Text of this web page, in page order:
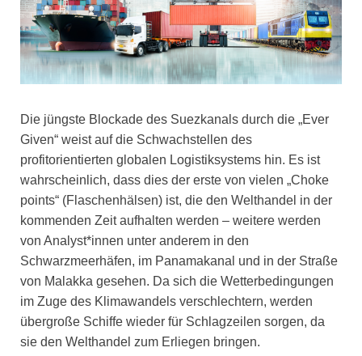
Die jüngste Blockade des Suezkanals durch die „Ever
Given“ weist auf die Schwachstellen des
profitorientierten globalen Logistiksystems hin. Es ist
wahrscheinlich, dass dies der erste von vielen „Choke
points“ (Flaschenhälsen) ist, die den Welthandel in der
kommenden Zeit aufhalten werden – weitere werden
von Analyst*innen unter anderem in den
Schwarzmeerhäfen, im Panamakanal und in der Straße
von Malakka gesehen. Da sich die Wetterbedingungen
im Zuge des Klimawandels verschlechtern, werden
übergroße Schiffe wieder für Schlagzeilen sorgen, da
sie den Welthandel zum Erliegen bringen.